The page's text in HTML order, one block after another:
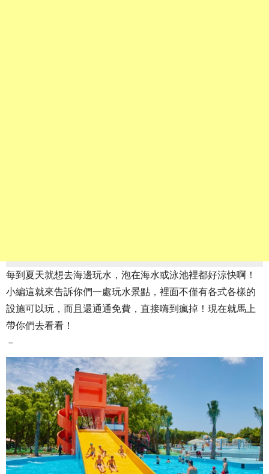
每到夏天就想去海邊玩水，泡在海水或泳池裡都好涼快啊！
小編這就來告訴你們一處玩水景點，裡面不僅有各式各樣的
設施可以玩，而且還通通免費，直接嗨到瘋掉！現在就馬上
帶你們去看看！
－